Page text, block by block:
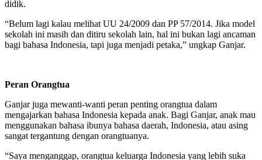
didik.
“Belum lagi kalau melihat UU 24/2009 dan PP 57/2014. Jika model
sekolah ini masih dan ditiru sekolah lain, hal ini bukan lagi ancaman
bagi bahasa Indonesia, tapi juga menjadi petaka,” ungkap Ganjar.
Peran Orangtua
Ganjar juga mewanti-wanti peran penting orangtua dalam
mengajarkan bahasa Indonesia kepada anak. Bagi Ganjar, anak mau
menggunakan bahasa ibunya bahasa daerah, Indonesia, atau asing
sangat tergantung dengan orangtuanya.
“Saya menganggap, orangtua keluarga Indonesia yang lebih suka